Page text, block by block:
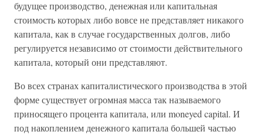
будущее производство, денежная или капитальная
стоимость которых либо вовсе не представляет никакого
капитала, как в случае государственных долгов, либо
регулируется независимо от стоимости действительного
капитала, который они представляют.
Во всех странах капиталистического производства в этой
форме существует огромная масса так называемого
приносящего процента капитала, или moneyed capital. И
под накоплением денежного капитала большей частью